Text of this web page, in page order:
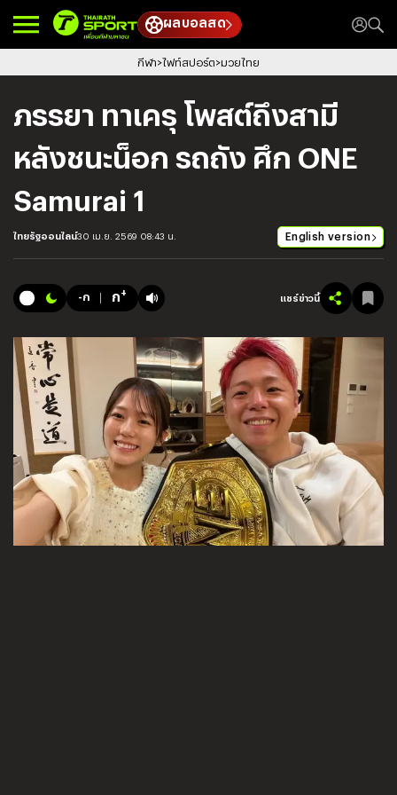
ผลบอลสด
กีฬา ไฟท์สปอร์ต มวยไทย
ภรรยา ทาเครุ โพสต์ถึงสามี
หลังชนะน็อก รถถัง ศึก ONE
Samurai 1
ไทยรัฐออนไลน์30 เม.ย. 2569 08:43 น. English version
-ก ก+ แชร์ข่าวนี้